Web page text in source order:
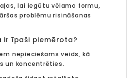
lai iegūtu vēlamo formu,
problēmu risināšanas
ir īpaši piemērota?
nepieciešams veids, kā
un koncentrēties.